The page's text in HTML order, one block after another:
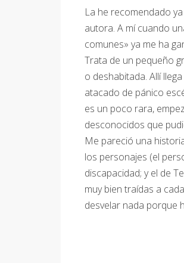
La he recomendado
autora. A mí cuando
comunes» ya me ha
Trata de un pequeño
o deshabitada. Allí
atacado de pánico
es un poco rara,
desconocidos que
Me pareció una
los personajes (el
discapacidad; y el de
muy bien traídas a
desvelar nada porque